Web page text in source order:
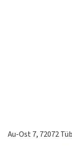
Au-Ost 7, 72072